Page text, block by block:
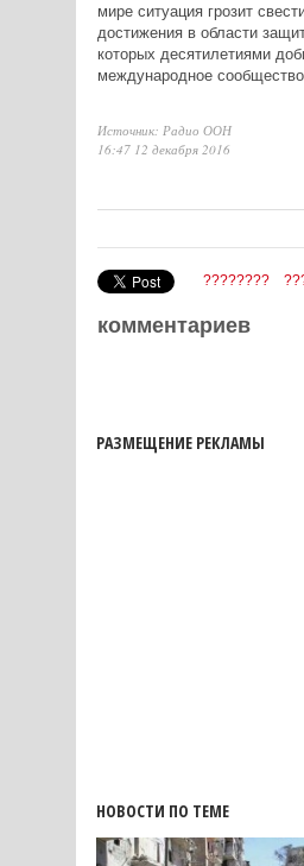
мире ситуация грозит
достижения в области
которых десятилетиями
международное сообщество.
Источник: Радио ООН
16:47 12 декабря 2016
????????
комментариев
РАЗМЕЩЕНИЕ РЕКЛАМЫ
НОВОСТИ ПО ТЕМЕ